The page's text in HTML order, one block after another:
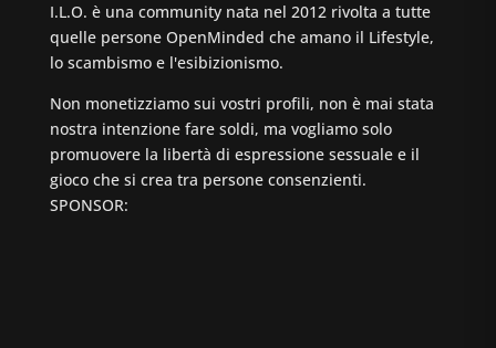
I.L.O. è una community nata nel 2012 rivolta a tutte
quelle persone OpenMinded che amano il Lifestyle,
lo scambismo e l'esibizionismo.
Non monetizziamo sui vostri profili, non è mai stata
nostra intenzione fare soldi, ma vogliamo solo
promuovere la libertà di espressione sessuale e il
gioco che si crea tra persone consenzienti.
SPONSOR: